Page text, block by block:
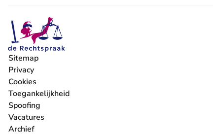
Sitemap
Privacy
Cookies
Toegankelijkheid
Spoofing
Vacatures
- U verlaat Rechtspraak.nl
Archief